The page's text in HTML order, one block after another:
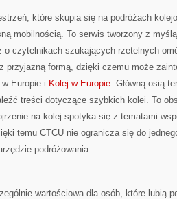
które skupia się na podróżach
mobilnością. To serwis tworzony z
o czytelnikach szukających rzetelnych
przyjazną formą, dzięki czemu może
Europie i Kolej w Europie. Główną osią
treści dotyczące szybkich kolei. To
na kolej spotyka się z tematami
temu CTCU nie ogranicza się do
podróżowania.
wartościowa dla osób, które lubią